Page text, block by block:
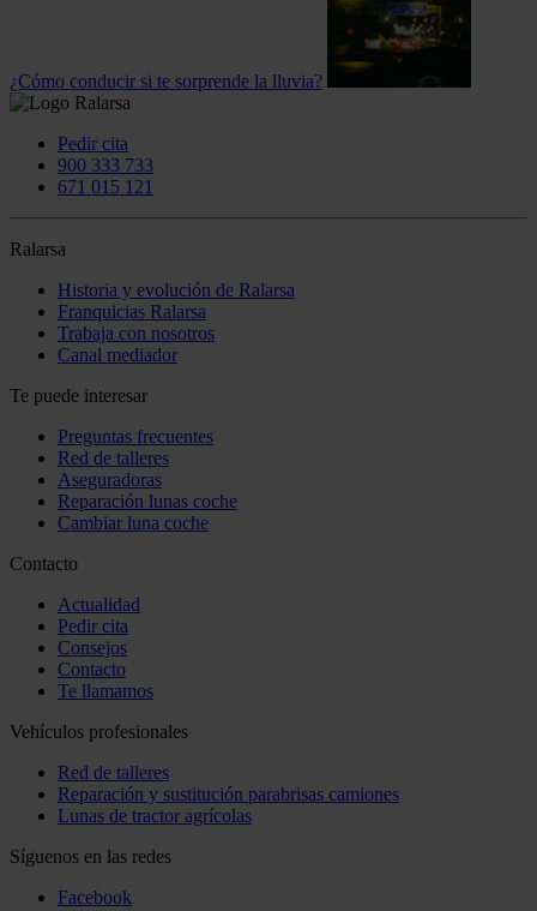
¿Cómo conducir si te sorprende la lluvia?
Pedir cita
900 333 733
671 015 121
Ralarsa
Historia y evolución de Ralarsa
Franquicias Ralarsa
Trabaja con nosotros
Canal mediador
Te puede interesar
Preguntas frecuentes
Red de talleres
Aseguradoras
Reparación lunas coche
Cambiar luna coche
Contacto
Actualidad
Pedir cita
Consejos
Contacto
Te llamamos
Vehículos profesionales
Red de talleres
Reparación y sustitución parabrisas camiones
Lunas de tractor agrícolas
Síguenos en las redes
Facebook